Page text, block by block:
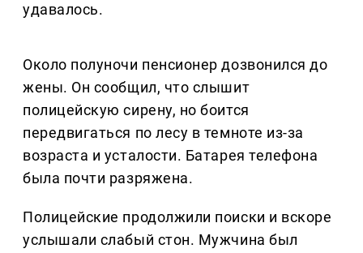
удавалось.
Около полуночи пенсионер дозвонился до
жены. Он сообщил, что слышит
полицейскую сирену, но боится
передвигаться по лесу в темноте из-за
возраста и усталости. Батарея телефона
была почти разряжена.
Полицейские продолжили поиски и вскоре
услышали слабый стон. Мужчина был